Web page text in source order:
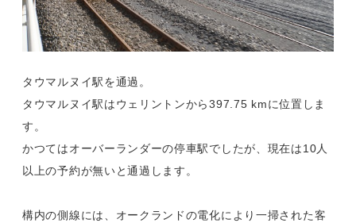
タウマルヌイ駅を通過。
タウマルヌイ駅はウェリントンから397.75 kmに位置しま
す。
かつてはオーバーランダーの停車駅でしたが、現在は10人
以上の予約が無いと通過します。
構内の側線には、オークランドの電化により一掃された客